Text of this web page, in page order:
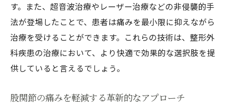
治療進化が患者に与える直接的影響
新たな治療法が生活の質に与える効果
患者ケアの向上と治療技術の進展
治療の進化がもたらす長期的な利益
治療進化が患者にもたらす希望と安心
す。また、超音波治療やレーザー治療などの非侵襲的手
法が登場したことで、患者は痛みを最小限に抑えながら
治療を受けることができます。これらの技術は、整形外
科疾患の治療において、より快適で効果的な選択肢を提
供していると言えるでしょう。
股関節の痛みを軽減する革新的なアプローチ